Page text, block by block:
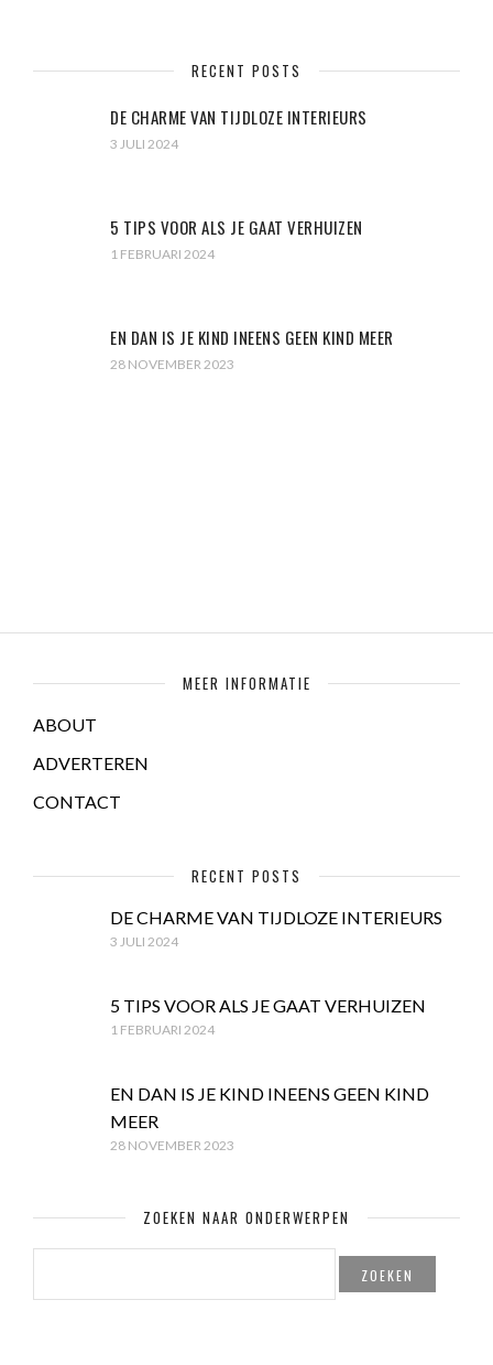
RECENT POSTS
DE CHARME VAN TIJDLOZE INTERIEURS
3 JULI 2024
5 TIPS VOOR ALS JE GAAT VERHUIZEN
1 FEBRUARI 2024
EN DAN IS JE KIND INEENS GEEN KIND MEER
28 NOVEMBER 2023
MEER INFORMATIE
ABOUT
ADVERTEREN
CONTACT
RECENT POSTS
DE CHARME VAN TIJDLOZE INTERIEURS
3 JULI 2024
5 TIPS VOOR ALS JE GAAT VERHUIZEN
1 FEBRUARI 2024
EN DAN IS JE KIND INEENS GEEN KIND
MEER
28 NOVEMBER 2023
ZOEKEN NAAR ONDERWERPEN
ZOEKEN